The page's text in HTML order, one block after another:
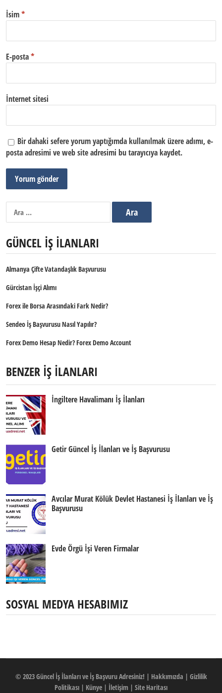
İsim*
E-posta*
İnternet sitesi
Bir dahaki sefere yorum yaptığımda kullanılmak üzere adımı, e-
posta adresimi ve web site adresimi bu tarayıcıya kaydet.
GÜNCEL İŞ İLANLARI
Almanya Çifte Vatandaşlık Başvurusu
Gürcistan İşçi Alımı
Forex ile Borsa Arasındaki Fark Nedir?
Sendeo İş Başvurusu Nasıl Yapılır?
Forex Demo Hesap Nedir? Forex Demo Account
BENZER İŞ İLANLARI
İngiltere Havalimanı İş İlanları
Getir Güncel İş İlanları ve İş Başvurusu
Avcılar Murat Kölük Devlet Hastanesi İş İlanları ve İş
Başvurusu
Evde Örgü İşi Veren Firmalar
SOSYAL MEDYA HESABIMIZ
© 2023Güncel İş İlanları ve İş Başvuru Adresiniz! | Hakkımızda | Gizlilik
Politikası | Künye | İletişim | Site Haritası